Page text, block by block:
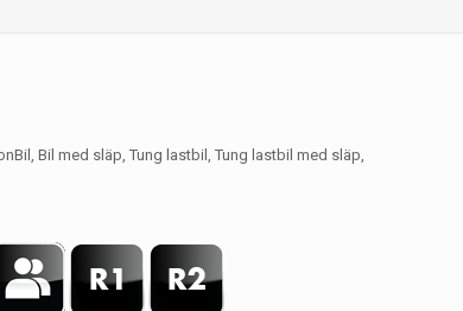
Bil med släp, Tung lastbil, Tung lastbil med släp,